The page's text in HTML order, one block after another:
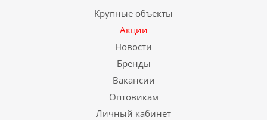
Крупные объекты
Акции
Новости
Бренды
Вакансии
Оптовикам
Личный кабинет